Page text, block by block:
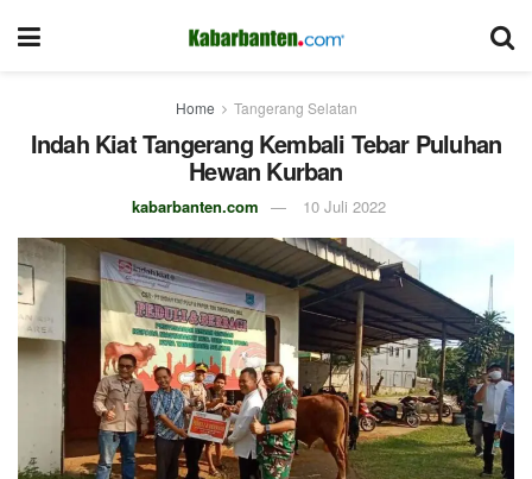
Home Tangerang Selatan
Indah Kiat Tangerang Kembali Tebar Puluhan
Hewan Kurban
kabarbanten.com 10 Juli 2022